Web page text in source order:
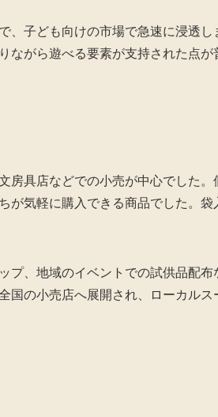
、子ども向けの市場で急速に浸透
ながら遊べる要素が支持された点が
房具店などでの小売が中心でした
が気軽に購入できる商品でした。
プ、地域のイベントでの試供品配
国の小売店へ展開され、ローカル